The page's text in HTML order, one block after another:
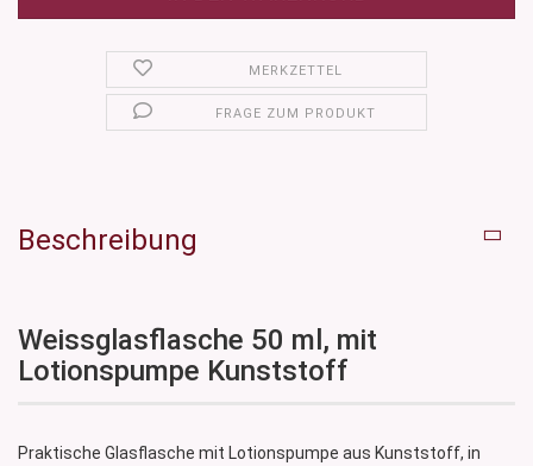
MERKZETTEL
FRAGE ZUM PRODUKT
Beschreibung
Weissglasflasche 50 ml, mit
Lotionspumpe Kunststoff
Praktische Glasflasche mit Lotionspumpe aus Kunststoff, in